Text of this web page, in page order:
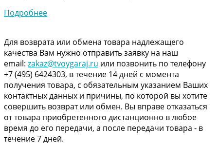
Подробнее
Для возврата или обмена товара надлежащего
качества Вам нужно отправить заявку на наш
email: zakaz@tvoygaraj.ru или позвонить по телефону
+7 (495) 6424303, в течение 14 дней с момента
получения товара, с обязательным указанием Ваших
контактных данных и причины, по которой вы хотите
совершить возврат или обмен. Вы вправе отказаться
от товара приобретенного дистанционно в любое
время до его передачи, а после передачи товара - в
течение 7 дней.